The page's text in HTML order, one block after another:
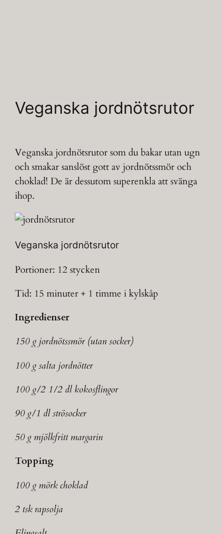
Veganska jordnötsrutor
Veganska jordnötsrutor som du bakar utan ugn
och smakar sanslöst gott av jordnötssmör och
choklad! De är dessutom superenkla att svänga
ihop.
Veganska jordnötsrutor
Portioner: 12 stycken
Tid: 15 minuter + 1 timme i kylskåp
Ingredienser
150 g jordnötssmör (utan socker)
100 g salta jordnötter
100 g/2 1/2 dl kokosflingor
90 g/1 dl strösocker
50 g mjölkfritt margarin
Topping
100 g mörk choklad
2 tsk rapsolja